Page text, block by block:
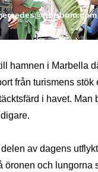
hamnen i Marbella
från turismens
i havet.
av dagens
öronen och lungorna